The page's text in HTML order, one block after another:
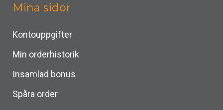
Mina sidor
Kontouppgifter
Min orderhistorik
Insamlad bonus
Spåra order